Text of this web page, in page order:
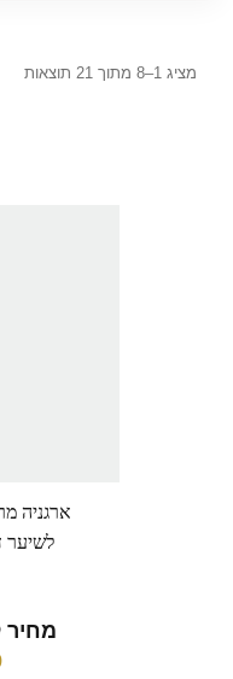
מציג 1–8 מתוך 21 תוצאות
ארגניה
לשיער דק
מחיר